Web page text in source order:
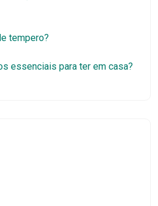
tempero?
essenciais para ter em casa?